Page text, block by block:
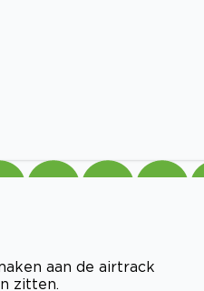
aan de airtrack
zitten.